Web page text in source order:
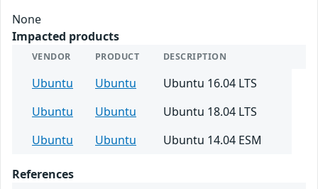
None
Impacted products
VENDOR PRODUCT DESCRIPTION
Ubuntu Ubuntu
Ubuntu 16.04 LTS
Ubuntu
Ubuntu
Ubuntu 18.04 LTS
Ubuntu
Ubuntu Ubuntu 14.04 ESM
References